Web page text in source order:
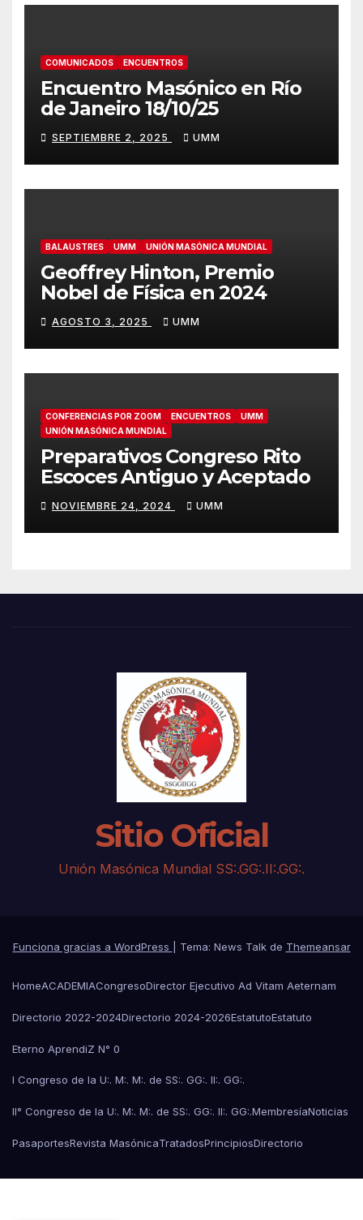
COMUNICADOS ENCUENTROS
Encuentro Masónico en Río
de Janeiro 18/10/25
SEPTIEMBRE 2, 2025 UMM
BALAUSTRES UMM UNIÓN MASÓNICA MUNDIAL
Geoffrey Hinton, Premio
Nobel de Física en 2024
AGOSTO 3, 2025 UMM
CONFERENCIAS POR ZOOM ENCUENTROS
UMM
UNIÓN MASÓNICA MUNDIAL
Preparativos Congreso Rito
Escoces Antiguo y Aceptado
NOVIEMBRE 24, 2024 UMM
Sitio Oficial
Unión Masónica Mundial SS:.GG:.II:.GG:.
Funciona gracias a WordPress Tema: News Talk de Themeansar
HomeACADEMIACongresoDirector Ejecutivo Ad Vitam Aeternam
Directorio 2022-2024Directorio 2024-2026EstatutoEstatuto
Eterno AprendiZ N° 0
I Congreso de la U:. M:. M:. de SS:. GG:. II:. GG:.
II° Congreso de la U:. M:. M:. de SS:. GG:. II:. GG:.MembresíaNoticias
PasaportesRevista MasónicaTratadosPrincipiosDirectorio